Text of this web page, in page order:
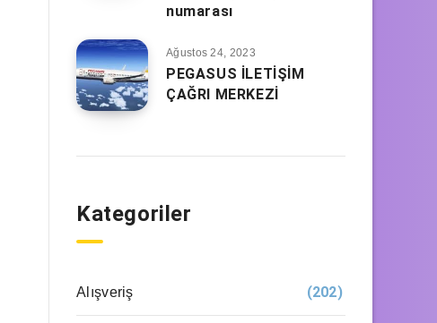
numarası
Ağustos 24, 2023
PEGASUS İLETİŞİM
ÇAĞRI MERKEZİ
Kategoriler
Alışveriş (202)